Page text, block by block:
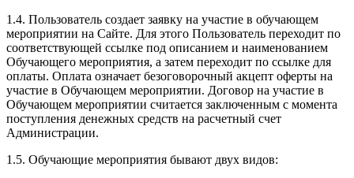
1.4. Пользователь создает заявку на участие в обучающем
мероприятии на Сайте. Для этого Пользователь переходит по
соответствующей ссылке под описанием и наименованием
Обучающего мероприятия, а затем переходит по ссылке для
оплаты. Оплата означает безоговорочный акцепт оферты на
участие в Обучающем мероприятии. Договор на участие в
Обучающем мероприятии считается заключенным с момента
поступления денежных средств на расчетный счет
Администрации.
1.5. Обучающие мероприятия бывают двух видов: